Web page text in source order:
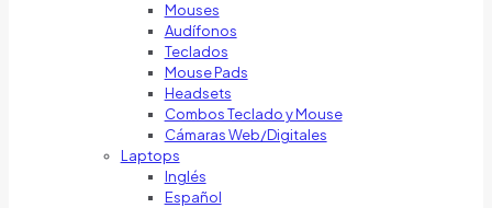
Mouses
Audífonos
Teclados
Mouse Pads
Headsets
Combos Teclado y Mouse
Cámaras Web/Digitales
Laptops
Inglés
Español